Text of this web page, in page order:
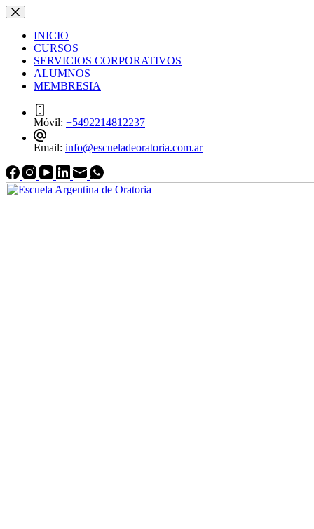
Saltar
contenido
Saltar
contenidoINICIO
CURSOS
SERVICIOS CORPORATIVOS
ALUMNOS
MEMBRESIA
Móvil: +5492214812237
Email: info@escueladeoratoria.com.ar